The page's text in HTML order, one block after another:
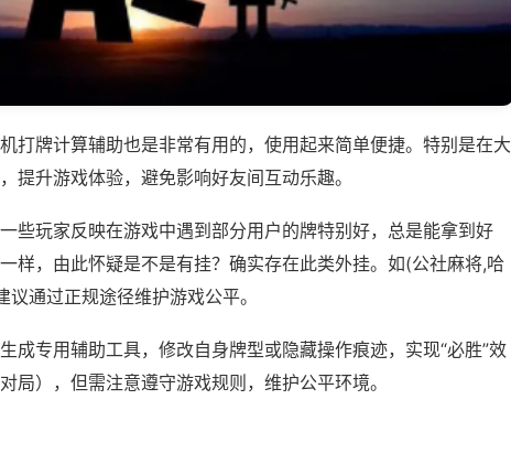
打牌计算辅助也是非常有用的，使用起来简单便捷。特别是在大
提升游戏体验，避免影响好友间互动乐趣。
些玩家反映在游戏中遇到部分用户的牌特别好，总是能拿到好
样，由此怀疑是不是有挂？确实存在此类外挂。如(公社麻将,哈
通过正规途径维护游戏公平。
成专用辅助工具，修改自身牌型或隐藏操作痕迹，实现“必胜”效
局），但需注意遵守游戏规则，维护公平环境。